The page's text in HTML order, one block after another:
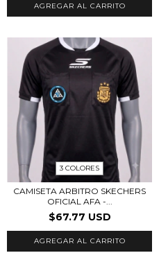
AGREGAR AL CARRITO
3 COLORES
CAMISETA ARBITRO SKECHERS
OFICIAL AFA -...
$67.77 USD
AGREGAR AL CARRITO